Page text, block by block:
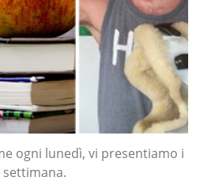
ogni lunedì, vi presentiamo i